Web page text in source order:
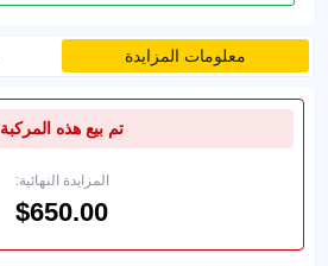
معلومات المزايدة
تم بيع هذه المركبة
المزايدة النهائية: